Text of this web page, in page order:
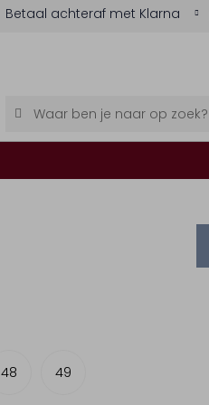
Betaal achteraf met Klarna
48 49